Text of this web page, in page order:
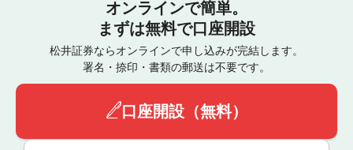
オンラインで簡単。
まずは無料で口座開設
松井証券ならオンラインで申し込みが完結します。
署名・捺印・書類の郵送は不要です。
口座開設（無料）